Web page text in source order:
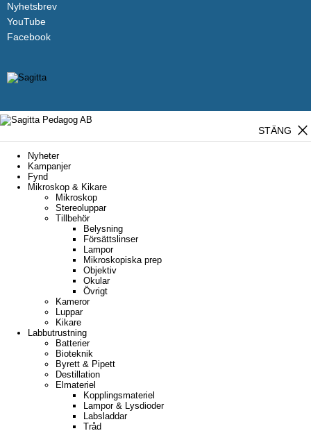
Nyhetsbrev
YouTube
Facebook
close
STÄNG
Nyheter
Kampanjer
Fynd
Mikroskop & Kikare
Mikroskop
Stereoluppar
Tillbehör
Belysning
Försättslinser
Lampor
Mikroskopiska prep
Objektiv
Okular
Övrigt
Kameror
Luppar
Kikare
Labbutrustning
Batterier
Bioteknik
Byrett & Pipett
Destillation
Elmateriel
Kopplingsmateriel
Lampor & Lysdioder
Labsladdar
Tråd